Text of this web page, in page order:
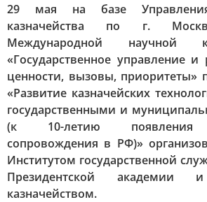
29 мая на базе Управления
казначейства по г.
Международной научной
«Государственное управление и
ценности, вызовы, приоритеты»
«Развитие казначейских
государственными и
(к 10-летию появления
сопровождения в РФ)»
Институтом государственной
Президентской академии
казначейством.